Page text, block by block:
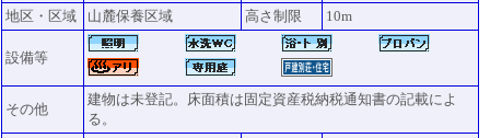
地区・区域
山麓保養区域 高さ制限 10m
設備等
その他
建物は未登記。床面積は固定資産税納税通知書の記載によ
る。